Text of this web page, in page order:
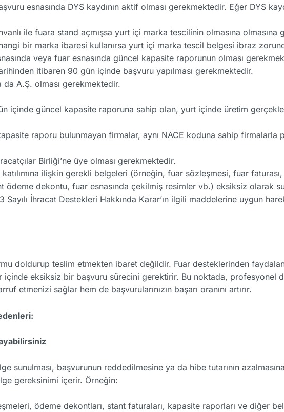
esnasında DYS kaydının aktif olması gerekmektedir. Eğer DYS
ile fuara stand açmışsa yurt içi marka tescilinin olmasına olmasına
bir marka ibaresi kullanırsa yurt içi marka tescil belgesi ibraz
veya fuar esnasında güncel kapasite raporunun olması
itibaren 90 gün içinde başvuru yapılması gerekmektedir.
da A.Ş. olması gerekmektedir.
içinde güncel kapasite raporuna sahip olan, yurt içinde üretim
raporu bulunmayan firmalar, aynı NACE koduna sahip firmalarla
Birliği’ne üye olması gerekmektedir.
ilişkin gerekli belgeleri (örneğin, fuar sözleşmesi, fuar
ödeme dekontu, fuar esnasında çekilmiş resimler vb.) eksiksiz olarak
İhracat Destekleri Hakkında Karar’ın ilgili maddelerine uygun
doldurup teslim etmekten ibaret değildir. Fuar desteklerinden
içinde eksiksiz bir başvuru sürecini gerektirir. Bu noktada, profesyonel
etmenizi sağlar hem de başvurularınızın başarı oranını artırır.
sunulması, başvurunun reddedilmesine ya da hibe tutarının
gereksinimi içerir. Örneğin:
ödeme dekontları, stant faturaları, kapasite raporları ve diğer